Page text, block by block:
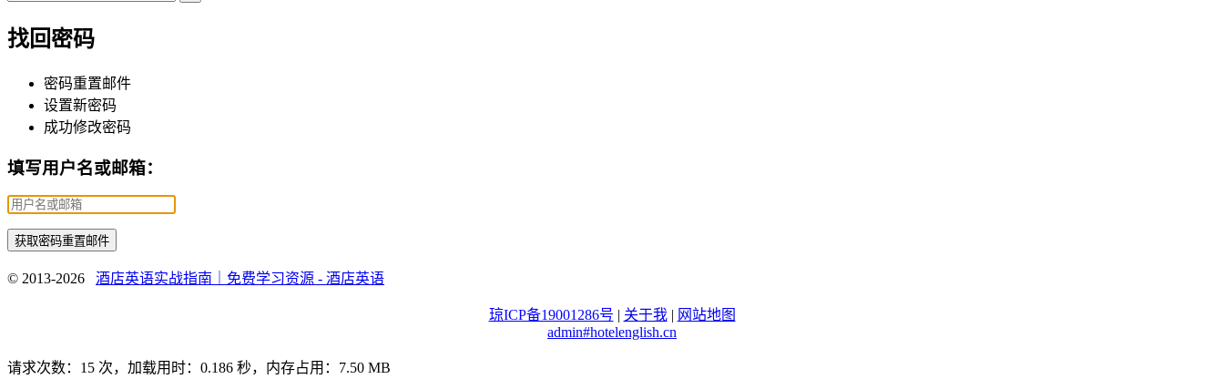
找回密码
密码重置邮件
设置新密码
成功修改密码
填写用户名或邮箱：
© 2013-2026 酒店英语实战指南｜免费学习资源 - 酒店英语
琼ICP备19001286号 | 关于我 | 网站地图
admin#hotelenglish.cn
请求次数：15 次，加载用时：0.186 秒，内存占用：7.50 MB